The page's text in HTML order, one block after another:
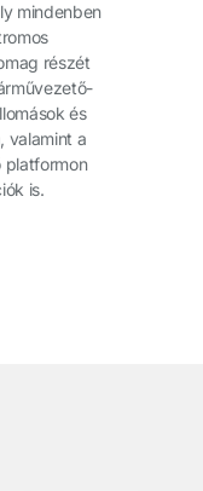
mindenben
részét
és
valamint a
platformon
is.